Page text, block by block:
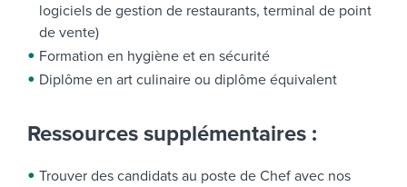
logiciels de gestion de restaurants, terminal de point
de vente)
Formation en hygiène et en sécurité
Diplôme en art culinaire ou diplôme équivalent
Ressources supplémentaires :
Trouver des candidats au poste de Chef avec nos